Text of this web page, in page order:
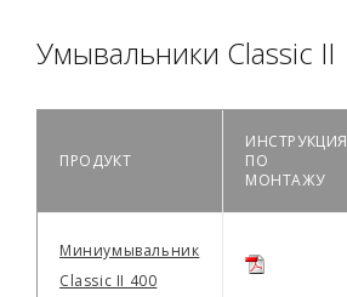
Умывальники Classic II
ПРОДУКТ
ИНСТРУКЦИЯ
ПО
МОНТАЖУ
Миниумывальник
Classic II 400